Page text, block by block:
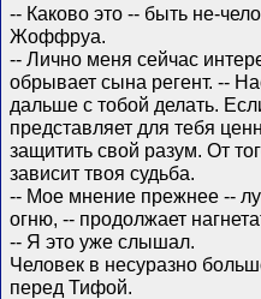
-- Каково это -- быть не-
Жоффруа.
-- Лично меня сейчас
обрывает сына регент. --
дальше с тобой делать.
представляет для тебя
защитить свой разум. От
зависит твоя судьба.
-- Мое мнение прежнее --
огню, -- продолжает
-- Я это уже слышал.
Человек в несуразно
перед Тифой.